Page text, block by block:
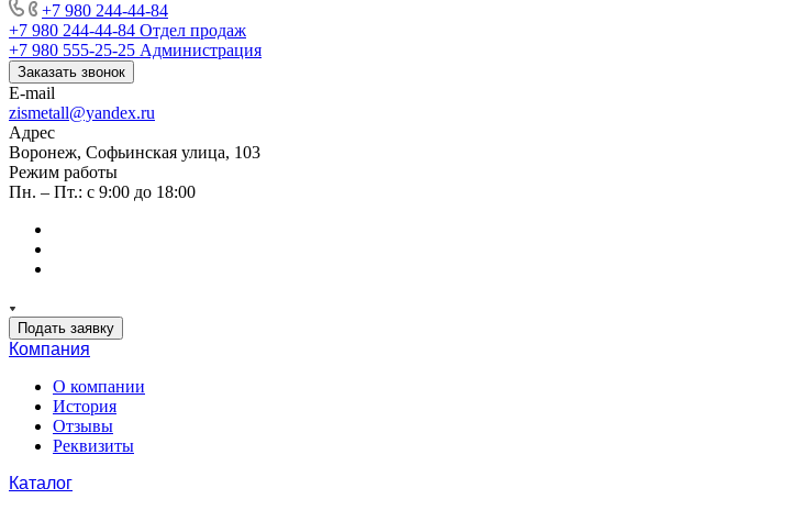
+7 980 244-44-84
+7 980 244-44-84 Отдел продаж
+7 980 555-25-25 Администрация
Заказать звонок
E-mail
zismetall@yandex.ru
Адрес
Воронеж, Софьинская улица, 103
Режим работы
Пн. – Пт.: с 9:00 до 18:00
Подать заявку
Компания
О компании
История
Отзывы
Реквизиты
Каталог